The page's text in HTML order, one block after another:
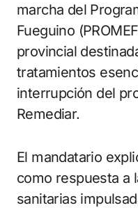
marcha del
Fueguino
provincial
tratamientos
interrupción del
Remediar.
El mandatario
como respuesta a
sanitarias